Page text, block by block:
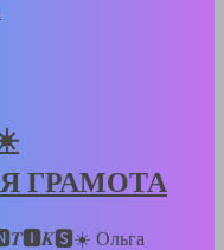
ГРАМОТА
Ольга